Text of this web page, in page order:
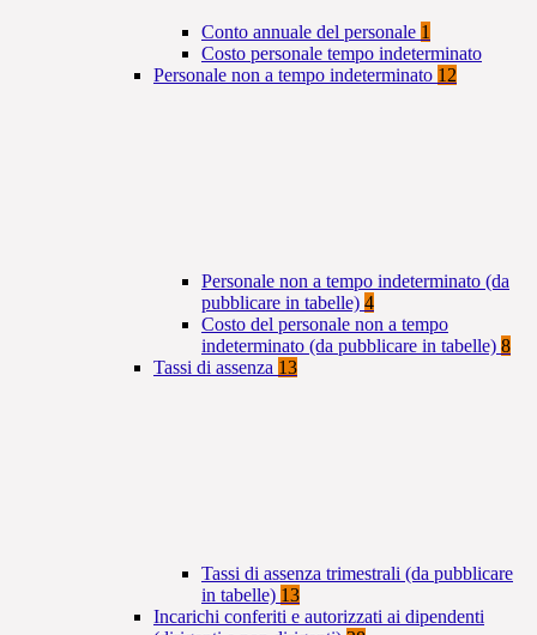
Conto annuale del personale 1
Costo personale tempo indeterminato
Personale non a tempo indeterminato 12
Personale non a tempo indeterminato (da
pubblicare in tabelle) 4
Costo del personale non a tempo
indeterminato (da pubblicare in tabelle) 8
Tassi di assenza 13
Tassi di assenza trimestrali (da pubblicare
in tabelle) 13
Incarichi conferiti e autorizzati ai dipendenti